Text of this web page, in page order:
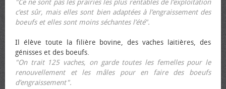
"Ce ne sont pas les prairies les plus rentables de l’exploitation
c’est sûr, mais elles sont bien adaptées à l’engraissement des
bœufs et elles sont moins séchantes l’été".
Il élève toute la filière bovine, des vaches laitières, des
génisses et des bœufs.
"On trait 125 vaches, on garde toutes les femelles pour le
renouvellement et les mâles pour en faire des bœufs
d’engraissement".